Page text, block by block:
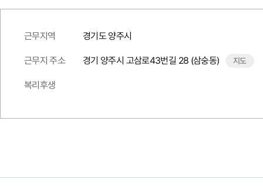
근무지역 경기도 양주시
근무지 주소 경기 양주시 고삼로43번길 28 (삼숭동) 지도
복리후생